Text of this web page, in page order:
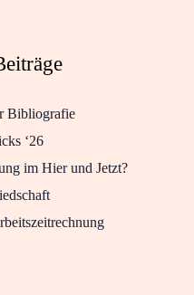
Bibliografie
‘26
im Hier und Jetzt?